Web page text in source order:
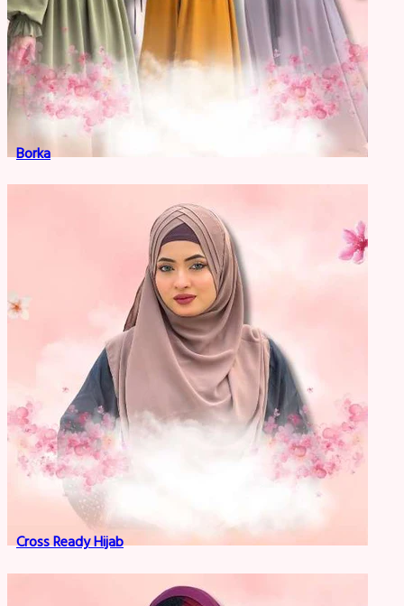
Borka
Cross Ready Hijab